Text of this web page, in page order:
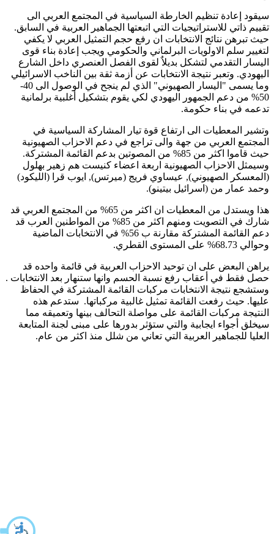
سيقود إعادة تنظيم الخارطة السياسية في المجتمع العربي الى
تقييم ذاتي للاستراتيجيات التي اتبعتها الجماهير العربية في السابق.
حيث تبرهن نتائج الانتخابات ان رفع حجم التمثيل العربي لا يكفي
لتغيير سلم الاولويات البرلماني والحكومي ويجب إعادة بناء قوى
اليسار التقدمي لتشكل بديلاٌ لقوى الفصل العنصري داخل الشارع
اليهودي. وتعبر نتيجة الانتخابات عن أزمة ثقة بين الناخب الاسرائيلي
وما يسمى "اليسار الصهيوني" الذي لم ينجح في الوصول الى 40-
50% من دعم الجمهور اليهودي لكي يقوم بتشكيل أغلبية برلمانية
تدعمه في بناء حكومة.
وتشير المعطيات الى ارتفاع قوة تيار المشاركة السياسية في
المجتمع العربي من جهة والى تراجع في دعم الاحزاب الصهيونية
حيث قاموا اكثر من 85% من المصوتين بدعم القائمة المشتركة.
وسيمثل الاحزاب الصهيونية اربعة اعضاء كنيست هم زهير بهلول
(المعسكر الصهيوني), عيساوي فريج (ميرتس), ايوب قرا (الليكود)
وحمد عمار من (اسرائيل بيتينو).
هذا ويستدل من المعطيات ان اكثر من 65% من المجتمع العربي قد
شارك في التصويت ومنهم اكثر من 85% من المواطنين العرب قد
دعم القائمة المشتركة مقارنة ب 56% في الانتخابات الماضية
وحوالي 68.73% على المستوى القطري.
يراهن البعض على ان توحيد الاحزاب العربية في قائمة واحده قد
حصل فقط في أعقاب رفع نسبة الحسم وانها ستنهار بعد الانتخابات .
وستشجع نتيجة الانتخابات مركبات القائمة المشتركة في الحفاظ
عليها. حيث رفعت القائمة تمثيل غالبية مركباتها. ستدعم هذه
النتيجة مركبات القائمة على مواصلة التحالف بينها وتعميقه مما
سيخلق أجواء ايجابية والتي ستؤثر بدورها على مبنى لجنة المتابعة
العليا للجماهير العربية التي تعاني من شلل منذ اكثر من عام.